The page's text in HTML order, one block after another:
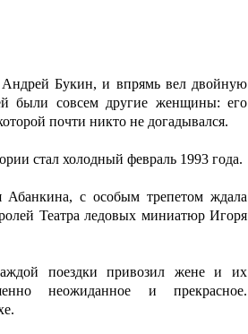
Букин, и впрямь вел двойную
были совсем другие женщины: его
почти никто не догадывался.
стал холодный февраль 1993 года.
с особым трепетом ждала
Театра ледовых миниатюр Игоря
поездки привозил жене и их
неожиданное и прекрасное.